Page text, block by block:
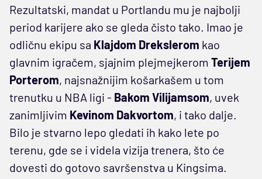
Rezultatski, mandat u Portlandu mu je najbolji
period karijere ako se gleda čisto tako. Imao je
odličnu ekipu sa Klajdom Drekslerom kao
glavnim igračem, sjajnim plejmejkerom Terijem
Porterom, najsnažnijim košarkašem u tom
trenutku u NBA ligi - Bakom Vilijamsom, uvek
zanimljivim Kevinom Dakvortom, i tako dalje.
Bilo je stvarno lepo gledati ih kako lete po
terenu, gde se i videla vizija trenera, što će
dovesti do gotovo savršenstva u Kingsima.